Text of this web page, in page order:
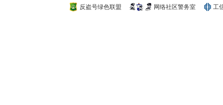
反盗号绿色联盟 网络社区警务室 工